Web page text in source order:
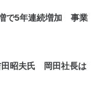
で5年連続増加 事業
昭夫氏 岡田社長は